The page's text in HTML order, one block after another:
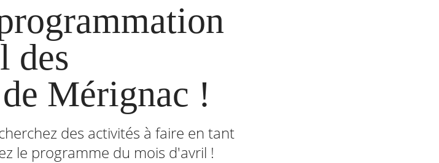
des
Mérignac !
des activités à faire en tant
le programme du mois d'avril !